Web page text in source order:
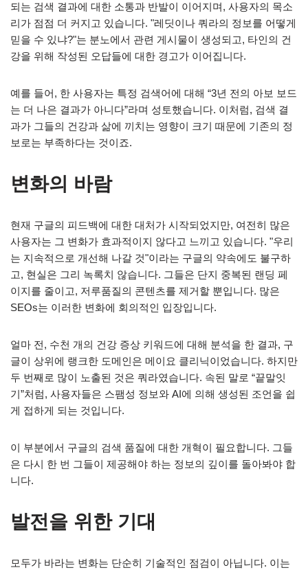
되는 검색 결과에 대한 소통과 반발이 이어지며, 사용자의 목소
리가 점점 더 커지고 있습니다. "레딧이나 쿼라의 정보를 어떻게
믿을 수 있냐?"는 분노에서 관련 게시물이 생성되고, 타인의 건
강을 위해 작성된 오답들에 대한 경고가 이어집니다.
예를 들어, 한 사용자는 특정 검색어에 대해 “3년 전의 아보 보드
는 더 나은 결과가 아니다”라며 성토했습니다. 이처럼, 검색 결
과가 그들의 건강과 삶에 끼치는 영향이 크기 때문에 기존의 정
보로는 부족하다는 것이죠.
변화의 바람
현재 구글의 피드백에 대한 대처가 시작되었지만, 여전히 많은
사용자는 그 변화가 효과적이지 않다고 느끼고 있습니다. "우리
는 지속적으로 개선해 나갈 것"이라는 구글의 약속에도 불구하
고, 현실은 그리 녹록치 않습니다. 그들은 단지 중복된 랜딩 페
이지를 줄이고, 저루품질의 콘텐츠를 제거할 뿐입니다. 많은
SEOs는 이러한 변화에 회의적인 입장입니다.
얼마 전, 수천 개의 건강 증상 키워드에 대해 분석을 한 결과, 구
글이 상위에 랭크한 도메인은 메이요 클리닉이었습니다. 하지만
두 번째로 많이 노출된 것은 쿼라였습니다. 속된 말로 “끝말잇
기”처럼, 사용자들은 스팸성 정보와 AI에 의해 생성된 조언을 쉽
게 접하게 되는 것입니다.
이 부분에서 구글의 검색 품질에 대한 개혁이 필요합니다. 그들
은 다시 한 번 그들이 제공해야 하는 정보의 깊이를 돌아봐야 합
니다.
발전을 위한 기대
모두가 바라는 변화는 단순히 기술적인 점검이 아닙니다. 이는